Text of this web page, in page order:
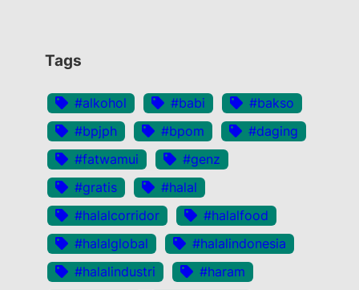
Tags
#alkohol #babi
#bakso
#bpjph
#bpom
#daging
#fatwamui
#genz
#gratis
#halal
#halalcorridor
#halalfood
#halalglobal
#halalindonesia
#halalindustri
#haram